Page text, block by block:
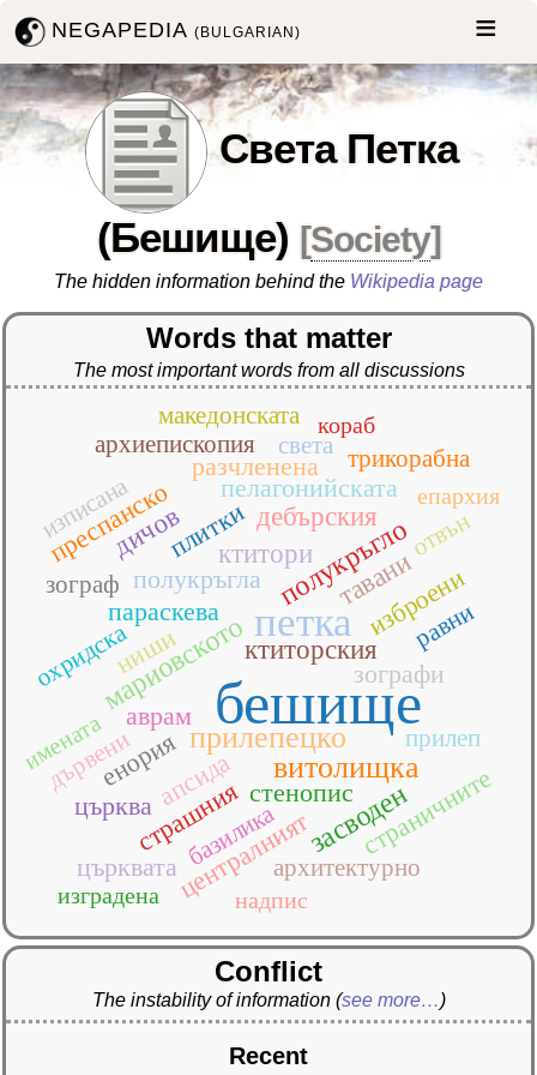
NEGAPEDIA(BULGARIAN)
Света Петка
(Бешище) [Society]
The hidden information behind the Wikipedia page
Words that matter
The most important words from all discussions
бешище
петка
витолищка
прилепецко
засводен
мариовското
полукръгло
дебърския
дичов ктитори
ктиторския
тавани
аврам
апсида
енория
зографи
изброени
ниши
параскева
пелагонийската
плитки
полукръгла
преспанско
разчленена
стенописстраничните
страшния
централният
църква
църквата
архиепископия
архитектурно
базилика
дървени
зограф
изписана
македонската
отвън
охридска
прилеп
равни
света трикорабна
епархия
изградена
имената
кораб
надпис
Conflict
The instability of information (see more…)
Recent